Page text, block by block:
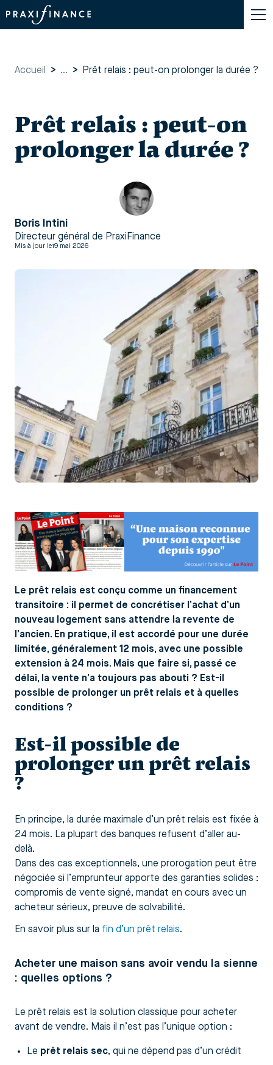
Accueil > ... > Prêt relais : peut-on prolonger la durée ?
Prêt relais : peut-on
prolonger la durée ?
Boris Intini
Directeur général de PraxiFinance
Mis à jour le19 mai 2026
Le prêt relais est conçu comme un financement
transitoire : il permet de concrétiser l’achat d’un
nouveau logement sans attendre la revente de
l’ancien. En pratique, il est accordé pour une durée
limitée, généralement 12 mois, avec une possible
extension à 24 mois. Mais que faire si, passé ce
délai, la vente n’a toujours pas abouti ? Est-il
possible de prolonger un prêt relais et à quelles
conditions ?
Est-il possible de
prolonger un prêt relais
?
En principe, la durée maximale d’un prêt relais est fixée à
24 mois. La plupart des banques refusent d’aller au-
delà.
Dans des cas exceptionnels, une prorogation peut être
négociée si l’emprunteur apporte des garanties solides :
compromis de vente signé, mandat en cours avec un
acheteur sérieux, preuve de solvabilité.
En savoir plus sur la fin d’un prêt relais.
Acheter une maison sans avoir vendu la sienne
: quelles options ?
Le prêt relais est la solution classique pour acheter
avant de vendre. Mais il n’est pas l’unique option :
Le prêt relais sec, qui ne dépend pas d’un crédit